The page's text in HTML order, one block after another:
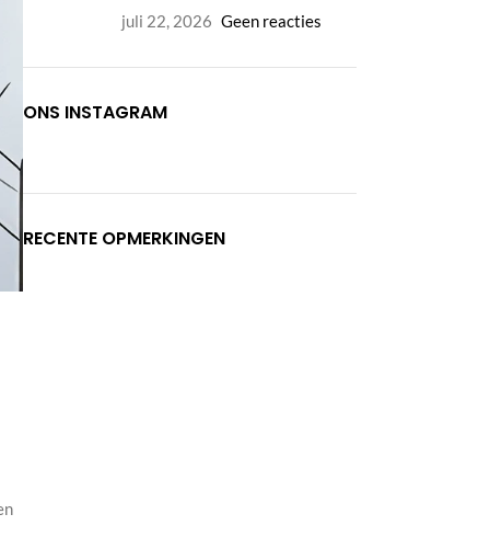
juli 22, 2026 Geen reacties
ONS INSTAGRAM
RECENTE OPMERKINGEN